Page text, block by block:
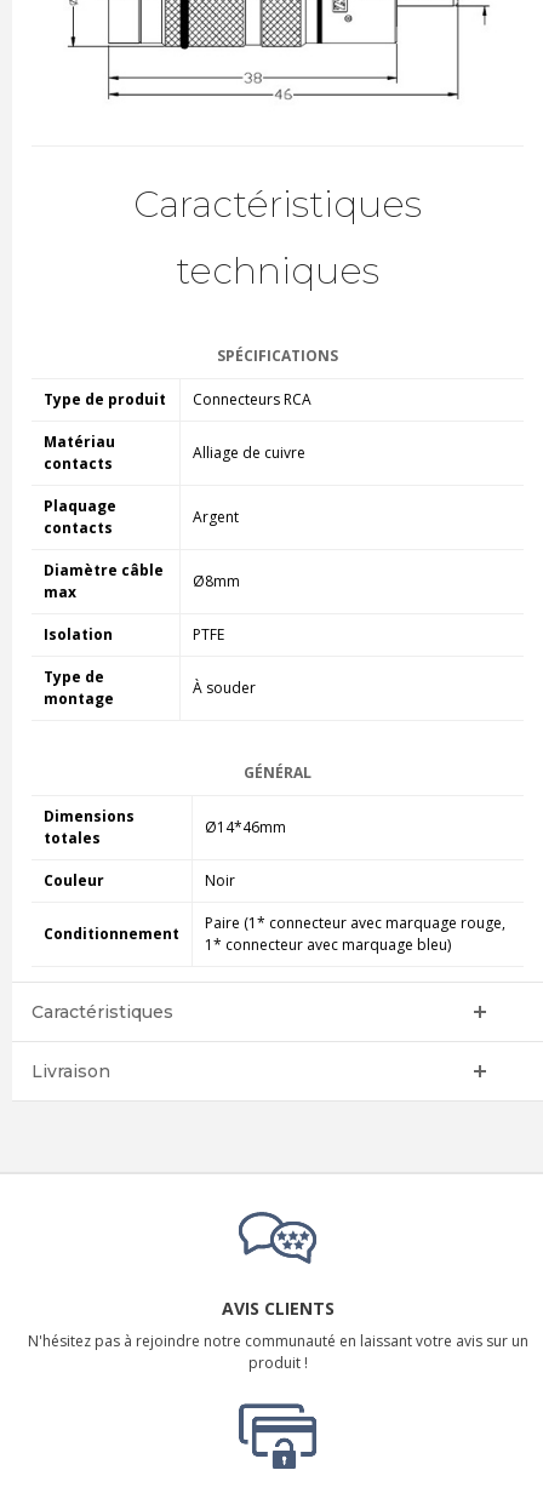
Caractéristiques
techniques
SPÉCIFICATIONS
Type de produit Connecteurs RCA
Matériau
contacts
Alliage de cuivre
Plaquage
contacts
Argent
Diamètre câble
max
Ø8mm
Isolation PTFE
Type de
montage
À souder
GÉNÉRAL
Dimensions
totales
Ø14*46mm
Couleur Noir
Conditionnement
Paire (1* connecteur avec marquage rouge,
1* connecteur avec marquage bleu)
Caractéristiques
Livraison
AVIS CLIENTS
N'hésitez pas à rejoindre notre communauté en laissant votre avis sur un
produit !